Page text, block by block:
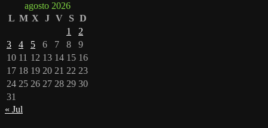
agosto 2026
L M X J V S D
1
2
3
4 5 6 7 8
9
10 11 12 13 14 15 16
17 18 19 20 21 22 23
24 25 26 27 28 29 30
31
« Jul